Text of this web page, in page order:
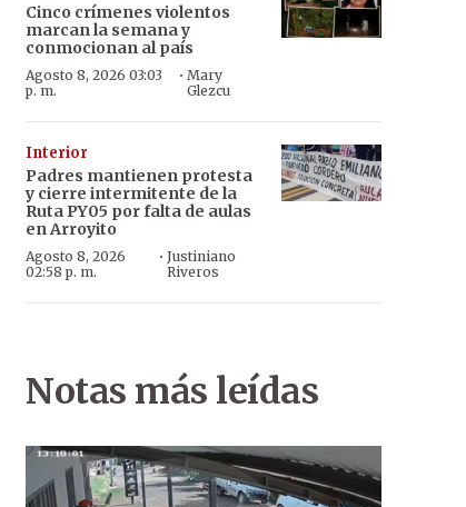
Cinco crímenes violentos
marcan la semana y
conmocionan al país
Agosto 8, 2026 03:03
p. m.
·Mary
Glezcu
Interior
Padres mantienen protesta
y cierre intermitente de la
Ruta PY05 por falta de aulas
en Arroyito
Agosto 8, 2026
02:58 p. m.
· Justiniano
Riveros
Notas más leídas